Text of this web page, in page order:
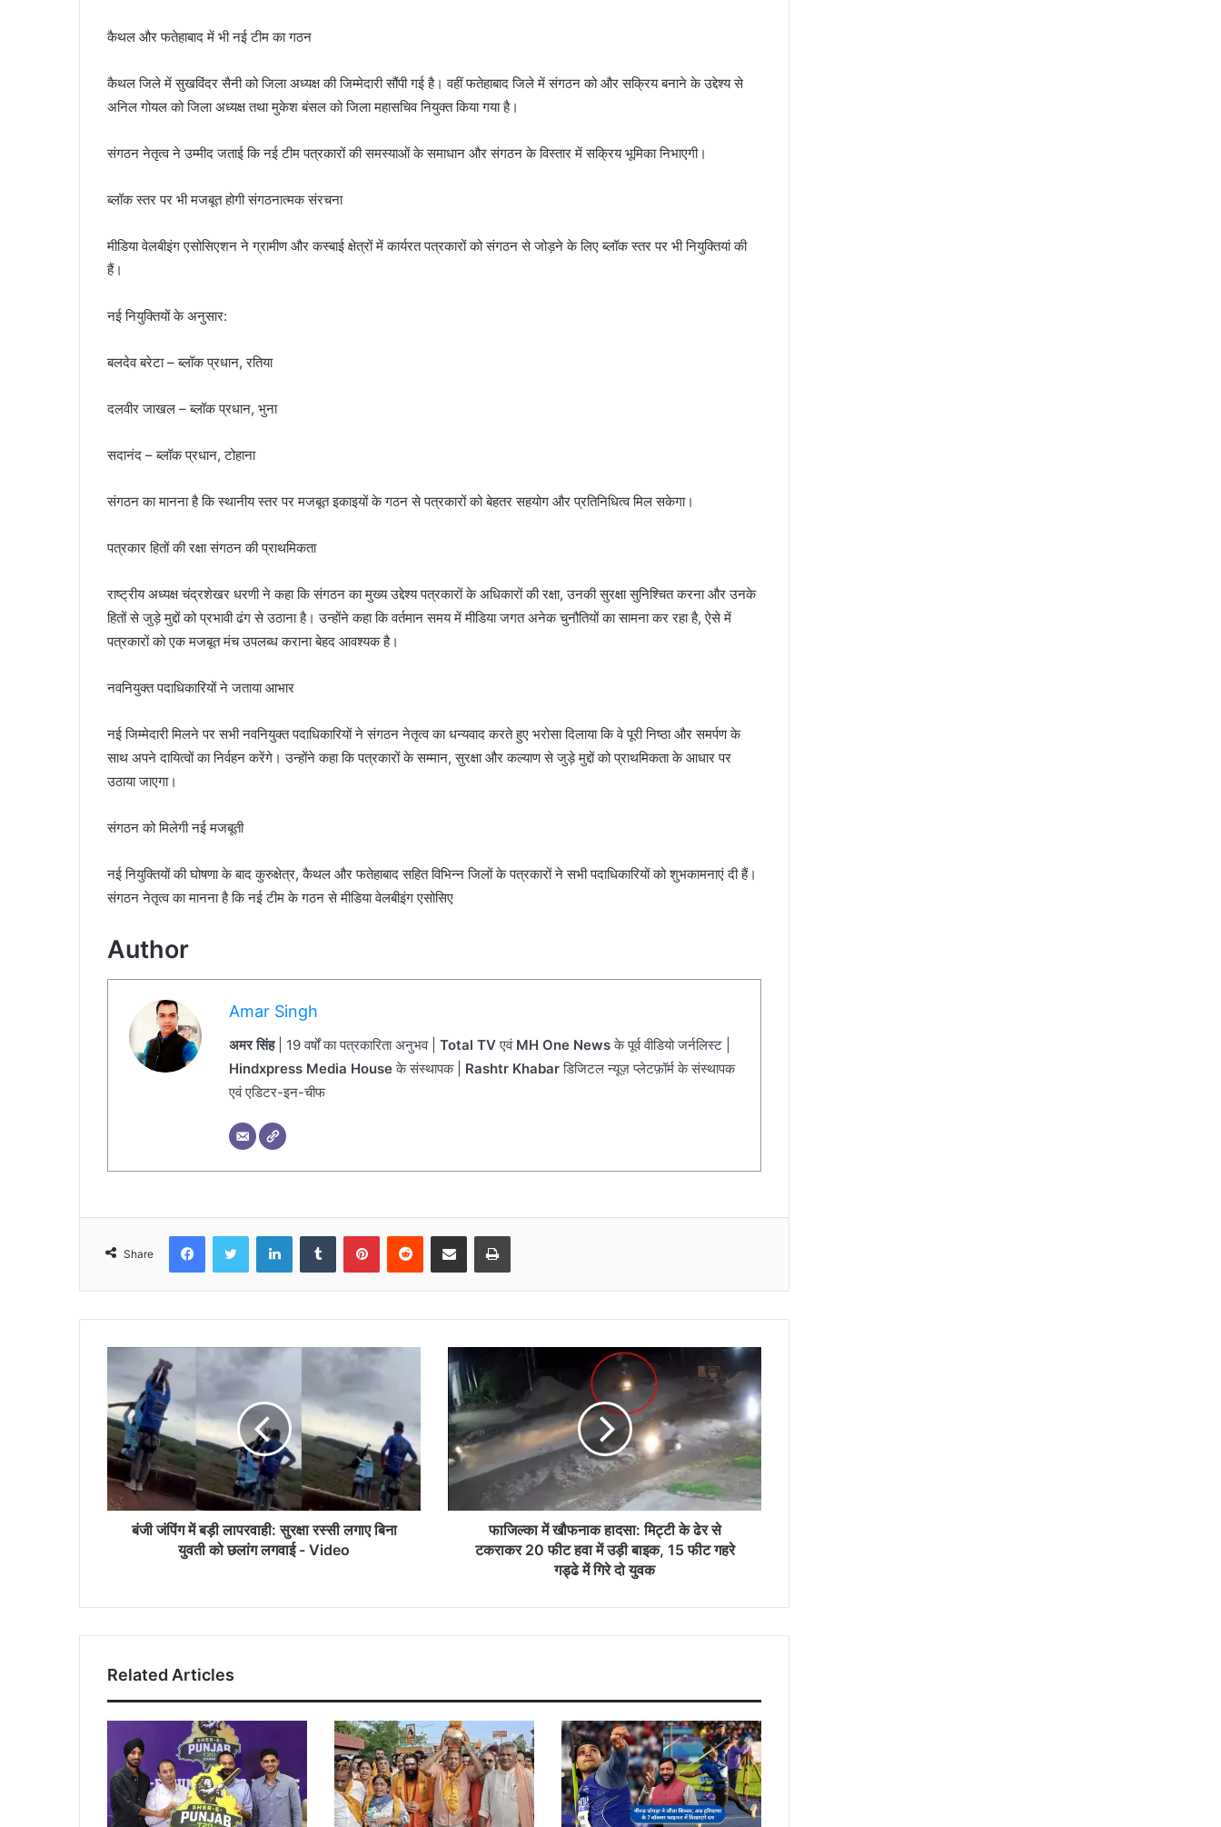
कैथल और फतेहाबाद में भी नई टीम का गठन
कैथल जिले में सुखविंदर सैनी को जिला अध्यक्ष की जिम्मेदारी सौंपी गई है। वहीं फतेहाबाद जिले में संगठन को और सक्रिय बनाने के उद्देश्य से
अनिल गोयल को जिला अध्यक्ष तथा मुकेश बंसल को जिला महासचिव नियुक्त किया गया है।
संगठन नेतृत्व ने उम्मीद जताई कि नई टीम पत्रकारों की समस्याओं के समाधान और संगठन के विस्तार में सक्रिय भूमिका निभाएगी।
ब्लॉक स्तर पर भी मजबूत होगी संगठनात्मक संरचना
मीडिया वेलबीइंग एसोसिएशन ने ग्रामीण और कस्बाई क्षेत्रों में कार्यरत पत्रकारों को संगठन से जोड़ने के लिए ब्लॉक स्तर पर भी नियुक्तियां की
हैं।
नई नियुक्तियों के अनुसार:
बलदेव बरेटा – ब्लॉक प्रधान, रतिया
दलवीर जाखल – ब्लॉक प्रधान, भुना
सदानंद – ब्लॉक प्रधान, टोहाना
संगठन का मानना है कि स्थानीय स्तर पर मजबूत इकाइयों के गठन से पत्रकारों को बेहतर सहयोग और प्रतिनिधित्व मिल सकेगा।
पत्रकार हितों की रक्षा संगठन की प्राथमिकता
राष्ट्रीय अध्यक्ष चंद्रशेखर धरणी ने कहा कि संगठन का मुख्य उद्देश्य पत्रकारों के अधिकारों की रक्षा, उनकी सुरक्षा सुनिश्चित करना और उनके
हितों से जुड़े मुद्दों को प्रभावी ढंग से उठाना है। उन्होंने कहा कि वर्तमान समय में मीडिया जगत अनेक चुनौतियों का सामना कर रहा है, ऐसे में
पत्रकारों को एक मजबूत मंच उपलब्ध कराना बेहद आवश्यक है।
नवनियुक्त पदाधिकारियों ने जताया आभार
नई जिम्मेदारी मिलने पर सभी नवनियुक्त पदाधिकारियों ने संगठन नेतृत्व का धन्यवाद करते हुए भरोसा दिलाया कि वे पूरी निष्ठा और समर्पण के
साथ अपने दायित्वों का निर्वहन करेंगे। उन्होंने कहा कि पत्रकारों के सम्मान, सुरक्षा और कल्याण से जुड़े मुद्दों को प्राथमिकता के आधार पर
उठाया जाएगा।
संगठन को मिलेगी नई मजबूती
नई नियुक्तियों की घोषणा के बाद कुरुक्षेत्र, कैथल और फतेहाबाद सहित विभिन्न जिलों के पत्रकारों ने सभी पदाधिकारियों को शुभकामनाएं दी हैं।
संगठन नेतृत्व का मानना है कि नई टीम के गठन से मीडिया वेलबीइंग एसोसिए
Author
Amar Singh
अमर सिंह| 19 वर्षों का पत्रकारिता अनुभव | Total TVएवं MH One Newsके पूर्व वीडियो जर्नलिस्ट |
Hindxpress Media Houseके संस्थापक | Rashtr Khabarडिजिटल न्यूज़ प्लेटफ़ॉर्म के संस्थापक
एवं एडिटर-इन-चीफ
Share
बंजी जंपिंग में बड़ी लापरवाही: सुरक्षा रस्सी लगाए बिना
युवती को छलांग लगवाई - Video
फाजिल्का में खौफनाक हादसा: मिट्टी के ढेर से
टकराकर 20 फीट हवा में उड़ी बाइक, 15 फीट गहरे
गड्ढे में गिरे दो युवक
Related Articles